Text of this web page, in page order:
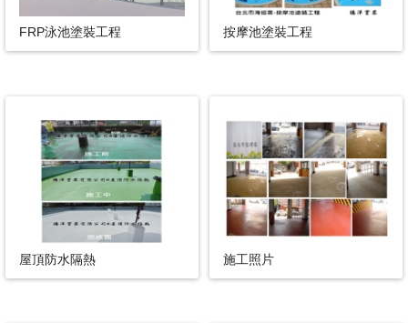
FRP泳池塗裝工程 按摩池塗裝工程
屋頂防水隔熱 施工照片